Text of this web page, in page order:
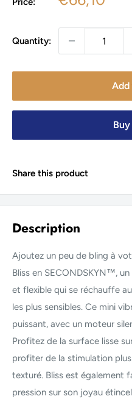
Quantity:
Share this product
Description
Ajoutez un peu de bling à
Bliss en SECONDSKYN™,
et flexible qui se réchauffe
les plus sensibles. Ce mini
puissant, avec un moteur
Profitez de la surface lisse
profiter de la stimulation
texturé. Bliss est également
pression sur son joyau